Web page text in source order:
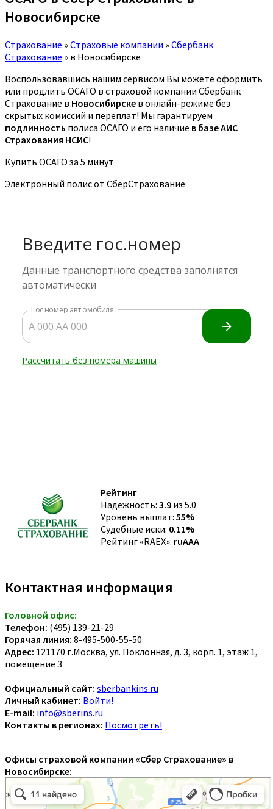
Новосибирске
Страхование »Страховые компании »Сбербанк
Страхование » в Новосибирске
Воспользовавшись нашим сервисом Вы можете оформить
или продлить ОСАГО в страховой компании Сбербанк
Страхование в Новосибирске в онлайн-режиме без
скрытых комиссий и переплат! Мы гарантируем
подлинность полиса ОСАГО и его наличие в базе АИС
Страхования НСИС!
Купить ОСАГО за 5 минут
Электронный полис от СберСтрахование
Рейтинг
Надежность: 3.9 из 5.0
Уровень выплат: 55%
Судебные иски: 0.11%
Рейтинг «RAEX»: ruAAA
Контактная информация
Головной офис:
Телефон: (495) 139-21-29
Горячая линия: 8-495-500-55-50
Адрес: 121170 г.Москва, ул. Поклонная, д. 3, корп. 1, этаж 1,
помещение 3
Официальный сайт: sberbankins.ru
Личный кабинет: Войти!
E-mail: info@sberins.ru
Контакты в регионах: Посмотреть!
Офисы страховой компании «Сбер Страхование» в
Новосибирске: